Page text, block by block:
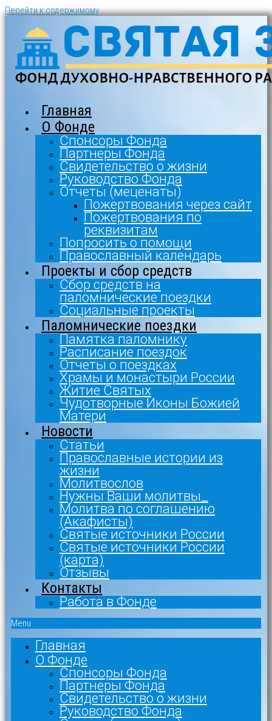
Перейти к содержимому
Главная
О Фонде
Спонсоры Фонда
Партнеры Фонда
Свидетельство о жизни
Руководство Фонда
Отчеты (меценаты)
Пожертвования через сайт
Пожертвования по
реквизитам
Попросить о помощи
Православный календарь
Проекты и сбор средств
Сбор средств на
паломнические поездки
Социальные проекты
Паломнические поездки
Памятка паломнику
Расписание поездок
Отчеты о поездках
Храмы и монастыри России
Житие Святых
Чудотворные Иконы Божией
Матери
Новости
Статьи
Православные истории из
жизни
Молитвослов
Нужны Ваши молитвы_
Молитва по соглашению
(Акафисты)
Святые источники России
Святые источники России
(карта)
Отзывы
Контакты
Работа в Фонде
Menu
Главная
О Фонде
Спонсоры Фонда
Партнеры Фонда
Свидетельство о жизни
Руководство Фонда